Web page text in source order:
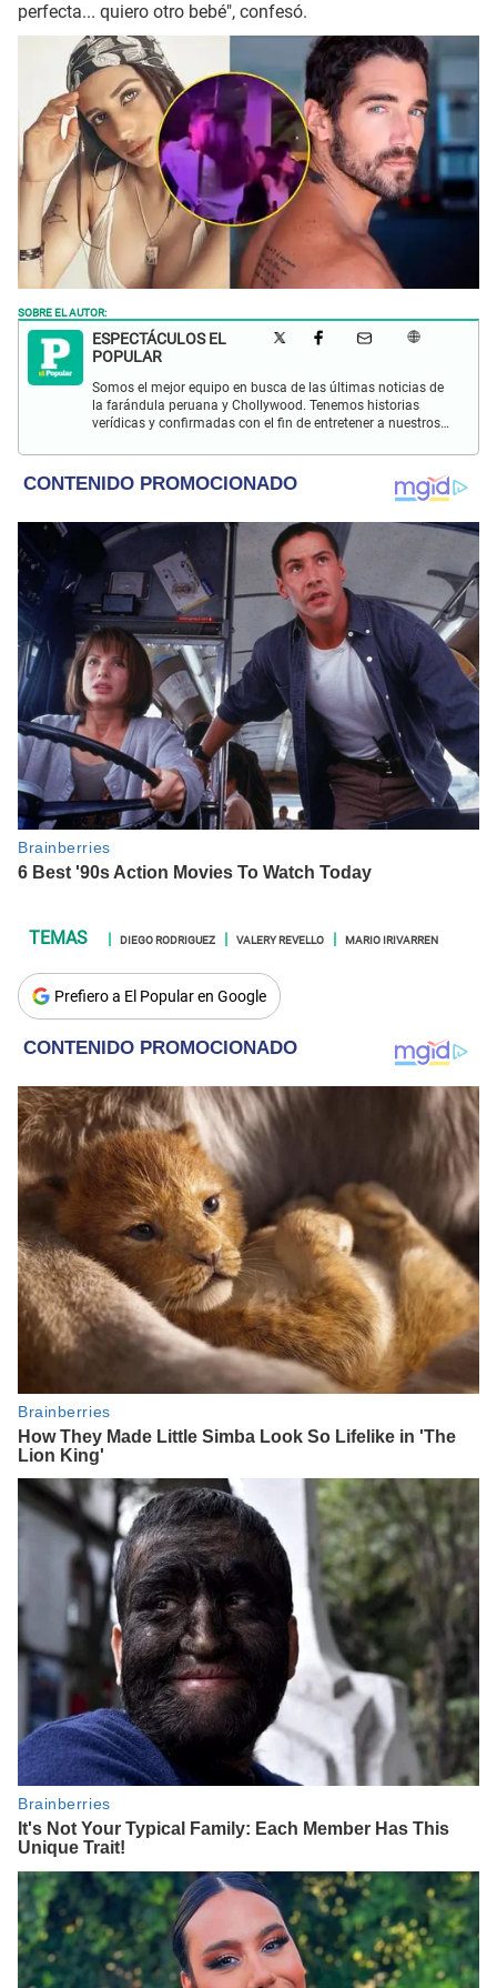
perfecta... quiero otro bebé", confesó.
SOBRE EL AUTOR:
ESPECTÁCULOS EL
POPULAR
Somos el mejor equipo en busca de las últimas noticias de
la farándula peruana y Chollywood. Tenemos historias
verídicas y confirmadas con el fin de entretener a nuestros
DIEGO RODRIGUEZ VALERY REVELLO MARIO IRIVARREN
Prefiero a El Popular en Google